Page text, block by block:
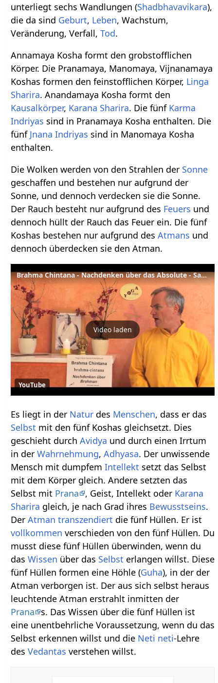
unterliegt sechs Wandlungen (Shadbhavavikara),
die da sind Geburt, Leben, Wachstum,
Veränderung, Verfall,Tod.
Annamaya Kosha formt den grobstofflichen
Körper. Die Pranamaya, Manomaya, Vijnanamaya
Koshas formen den feinstofflichen Körper, Linga
Sharira. Anandamaya Kosha formt den
Kausalkörper, Karana Sharira. Die fünf Karma
Indriyas sind in Pranamaya Kosha enthalten. Die
fünf Jnana Indriyas sind in Manomaya Kosha
enthalten.
Die Wolken werden von den Strahlen der Sonne
geschaffen und bestehen nur aufgrund der
Sonne, und dennoch verdecken sie die Sonne.
Der Rauch besteht nur aufgrund des Feuers und
dennoch hüllt der Rauch das Feuer ein. Die fünf
Koshas bestehen nur aufgrund desAtmans und
dennoch überdecken sie den Atman.
Brahma Chintana - Nachdenken über das Absolute - Sanskrit Lexikon
Video laden
YouTube
Es liegt in der Natur des Menschen, dass er das
Selbst mit den fünf Koshas gleichsetzt. Dies
geschieht durchAvidya und durch einen Irrtum
in derWahrnehmung,Adhyasa. Der unwissende
Mensch mit dumpfemIntellekt setzt das Selbst
mit dem Körper gleich. Andere setzten das
Selbst mit Prana , Geist, Intellekt oder Karana
Sharira gleich, je nach Grad ihres Bewusstseins.
DerAtman transzendiert die fünf Hüllen. Er ist
vollkommen verschieden von den fünf Hüllen. Du
musst diese fünf Hüllen überwinden, wenn du
dasWissen über das Selbst erlangen willst. Diese
fünf Hüllen formen eine Höhle (Guha), in der der
Atman verborgen ist. Der aus sich selbst heraus
leuchtende Atman erstrahlt inmitten der
Prana
s. Das Wissen über die fünf Hüllen ist
eine unentbehrliche Voraussetzung, wenn du das
Selbst erkennen willst und die Neti neti-Lehre
desVedantas verstehen willst.